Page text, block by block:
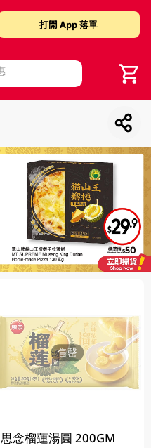
打開 App 落單
售罄
思念榴蓮湯圓 200GM